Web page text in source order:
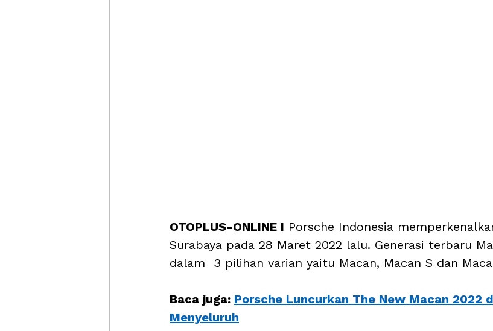
OTOPLUS-ONLINE I Porsche Indonesia
Surabaya pada 28 Maret 2022 lalu. Generasi terbaru
dalam  3 pilihan varian yaitu Macan, Macan S dan
Baca juga: Porsche Luncurkan The New Macan 2022
Menyeluruh